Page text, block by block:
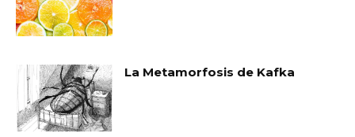
La Metamorfosis de Kafka